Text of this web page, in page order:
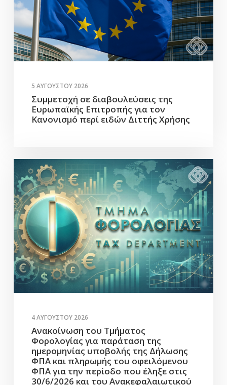
5 ΑΥΓΟΎΣΤΟΥ 2026
Συμμετοχή σε διαβουλεύσεις της
Ευρωπαϊκής Επιτροπής για τον
Κανονισμό περί ειδών Διττής Χρήσης
4 ΑΥΓΟΎΣΤΟΥ 2026
Ανακοίνωση του Τμήματος
Φορολογίας για παράταση της
ημερομηνίας υποβολής της Δήλωσης
ΦΠΑ και πληρωμής του οφειλόμενου
ΦΠΑ για την περίοδο που έληξε στις
30/6/2026 και του Ανακεφαλαιωτικού